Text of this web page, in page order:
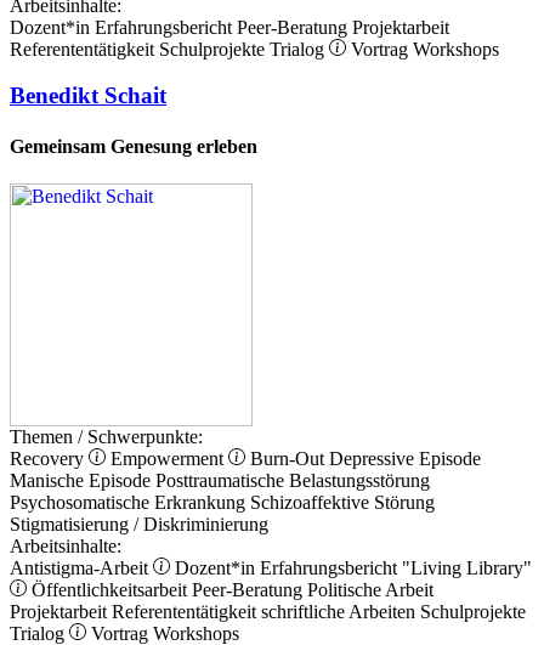
Arbeitsinhalte:
Dozent*in Erfahrungsbericht Peer-Beratung Projektarbeit
Referententätigkeit Schulprojekte Trialog Vortrag Workshops
Benedikt Schait
Gemeinsam Genesung erleben
Themen / Schwerpunkte:
Recovery
Empowerment Burn-Out Depressive Episode
Manische Episode Posttraumatische Belastungsstörung
Psychosomatische Erkrankung Schizoaffektive Störung
Stigmatisierung / Diskriminierung
Arbeitsinhalte:
Antistigma-Arbeit
Dozent*in Erfahrungsbericht "Living Library"
Öffentlichkeitsarbeit Peer-Beratung Politische Arbeit
Projektarbeit Referententätigkeit schriftliche Arbeiten Schulprojekte
Trialog
Vortrag Workshops